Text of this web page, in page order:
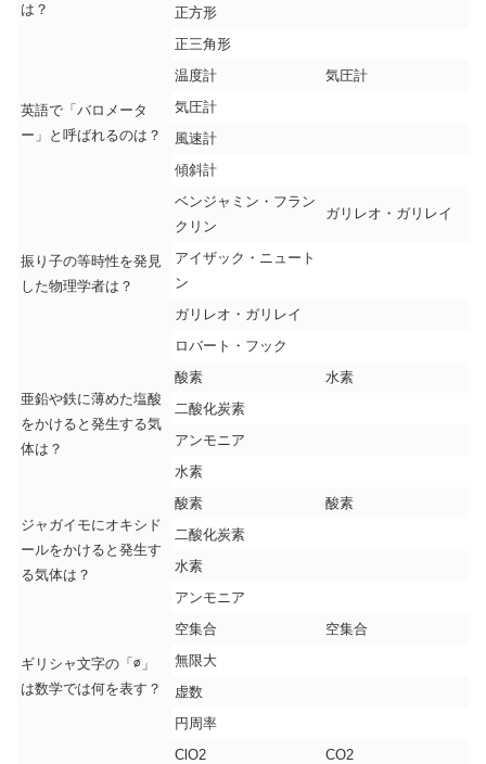
は？
正方形
正三角形
英語で「バロメータ
ー」と呼ばれるのは？
温度計
気圧計
気圧計
風速計
傾斜計
振り子の等時性を発見
した物理学者は？
ベンジャミン・フラン
クリン
ガリレオ・ガリレイ
アイザック・ニュート
ン
ガリレオ・ガリレイ
ロバート・フック
亜鉛や鉄に薄めた塩酸
をかけると発生する気
体は？
酸素
水素
二酸化炭素
アンモニア
水素
ジャガイモにオキシド
ールをかけると発生す
る気体は？
酸素
酸素
二酸化炭素
水素
アンモニア
ギリシャ文字の「∅」
は数学では何を表す？
空集合
空集合
無限大
虚数
円周率
ClO2
CO2